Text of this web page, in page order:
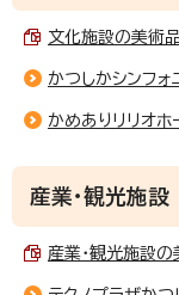
文化施設の美術
かつしかシンフォ
かめありリリオホ
産業・観光施設
産業・観光施設